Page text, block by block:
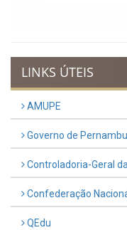
LINKS ÚTEIS
AMUPE
Governo de
Controladoria-Geral
Confederação
QEdu